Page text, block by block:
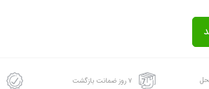
۷ روز ضمانت بازگشت